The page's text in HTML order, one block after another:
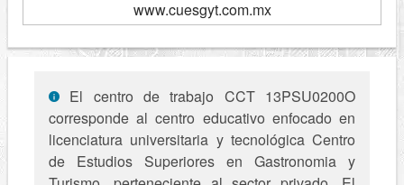
www.cuesgyt.com.mx
El centro de trabajo CCT 13PSU0200O
corresponde al centro educativo enfocado en
licenciatura universitaria y tecnológica Centro
de Estudios Superiores en Gastronomia y